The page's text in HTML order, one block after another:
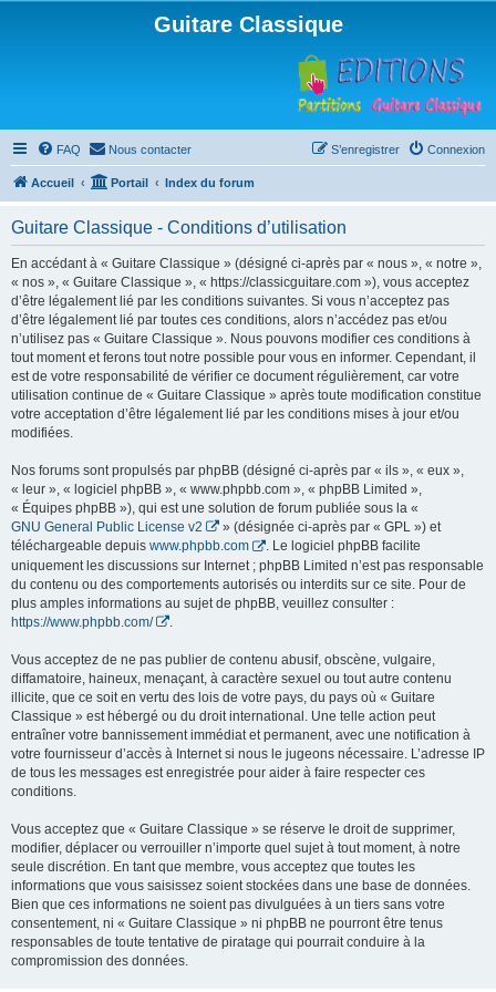
Guitare Classique
FAQ Nous contacter Connexion
S’enregistrer
Accueil Portail Index du forum
Guitare Classique - Conditions d’utilisation
En accédant à « Guitare Classique » (désigné ci-après par « nous », « notre »,
« nos », « Guitare Classique », « https://classicguitare.com »), vous acceptez
d’être légalement lié par les conditions suivantes. Si vous n’acceptez pas
d’être légalement lié par toutes ces conditions, alors n’accédez pas et/ou
n’utilisez pas « Guitare Classique ». Nous pouvons modifier ces conditions à
tout moment et ferons tout notre possible pour vous en informer. Cependant, il
est de votre responsabilité de vérifier ce document régulièrement, car votre
utilisation continue de « Guitare Classique » après toute modification constitue
votre acceptation d’être légalement lié par les conditions mises à jour et/ou
modifiées.
Nos forums sont propulsés par phpBB (désigné ci-après par « ils », « eux »,
« leur », « logiciel phpBB », « www.phpbb.com », « phpBB Limited »,
« Équipes phpBB »), qui est une solution de forum publiée sous la «
GNU General Public License v2
» (désignée ci-après par « GPL ») et
téléchargeable depuis www.phpbb.com
. Le logiciel phpBB facilite
uniquement les discussions sur Internet ; phpBB Limited n’est pas responsable
du contenu ou des comportements autorisés ou interdits sur ce site. Pour de
plus amples informations au sujet de phpBB, veuillez consulter :
https://www.phpbb.com/
Vous acceptez de ne pas publier de contenu abusif, obscène, vulgaire,
diffamatoire, haineux, menaçant, à caractère sexuel ou tout autre contenu
illicite, que ce soit en vertu des lois de votre pays, du pays où « Guitare
Classique » est hébergé ou du droit international. Une telle action peut
entraîner votre bannissement immédiat et permanent, avec une notification à
votre fournisseur d’accès à Internet si nous le jugeons nécessaire. L’adresse IP
de tous les messages est enregistrée pour aider à faire respecter ces
conditions.
Vous acceptez que « Guitare Classique » se réserve le droit de supprimer,
modifier, déplacer ou verrouiller n’importe quel sujet à tout moment, à notre
seule discrétion. En tant que membre, vous acceptez que toutes les
informations que vous saisissez soient stockées dans une base de données.
Bien que ces informations ne soient pas divulguées à un tiers sans votre
consentement, ni « Guitare Classique » ni phpBB ne pourront être tenus
responsables de toute tentative de piratage qui pourrait conduire à la
compromission des données.